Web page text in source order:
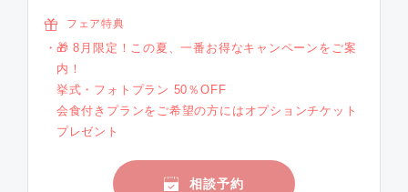
フェア特典
🎁 8月限定！この夏、一番お得なキャンペーンをご案
内！
挙式・フォトプラン 50％OFF
会食付きプランをご希望の方にはオプションチケット
プレゼント
相談予約